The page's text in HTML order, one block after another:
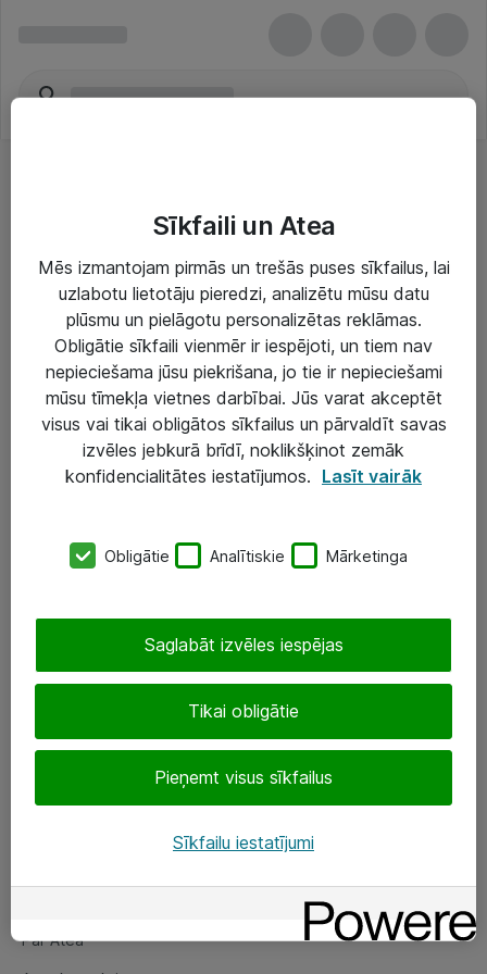
Risinājumi & Pakalpojumi
IT serviss un atbalsts
IT infrastruktūra
Darba vietu IT risinājumi
Serveri un datu centri
SIA „ATEA”
eShop@atea.lv
Sekojiet mums
Par Atea
Par Atea
Sīkfaili un Atea
Mēs izmantojam pirmās un trešās puses sīkfailus, lai
uzlabotu lietotāju pieredzi, analizētu mūsu datu
plūsmu un pielāgotu personalizētas reklāmas.
Obligātie sīkfaili vienmēr ir iespējoti, un tiem nav
nepieciešama jūsu piekrišana, jo tie ir nepieciešami
mūsu tīmekļa vietnes darbībai. Jūs varat akceptēt
visus vai tikai obligātos sīkfailus un pārvaldīt savas
izvēles jebkurā brīdī, noklikšķinot zemāk
konfidencialitātes iestatījumos. Lasīt vairāk
Obligātie Analītiskie Mārketinga
Tikai obligātie
Pieņemt visus sīkfailus
Saglabāt izvēles iespējas
Sīkfailu iestatījumi